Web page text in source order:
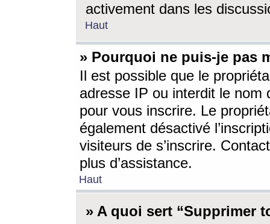
activement dans les
Haut
» Pourquoi ne puis-je pas
Il est possible que le
adresse IP ou interdit le nom
pour vous inscrire. Le
également désactivé
visiteurs de s’inscrire.
plus d’assistance.
Haut
» A quoi sert “Supprimer